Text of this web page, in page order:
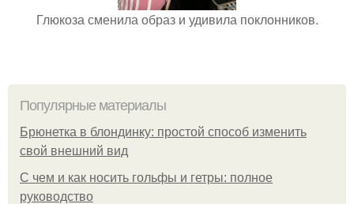
Глюкоза сменила образ и удивила поклонников.
Популярные материалы
Брюнетка в блондинку: простой способ изменить
свой внешний вид
С чем и как носить гольфы и гетры: полное
руководство